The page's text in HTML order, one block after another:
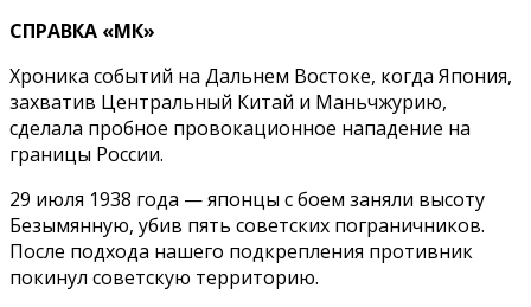
СПРАВКА «МК»
Хроника событий на Дальнем Востоке, когда Япония,
захватив Центральный Китай и Маньчжурию,
сделала пробное провокационное нападение на
границы России.
29 июля 1938 года — японцы с боем заняли высоту
Безымянную, убив пять советских пограничников.
После подхода нашего подкрепления противник
покинул советскую территорию.